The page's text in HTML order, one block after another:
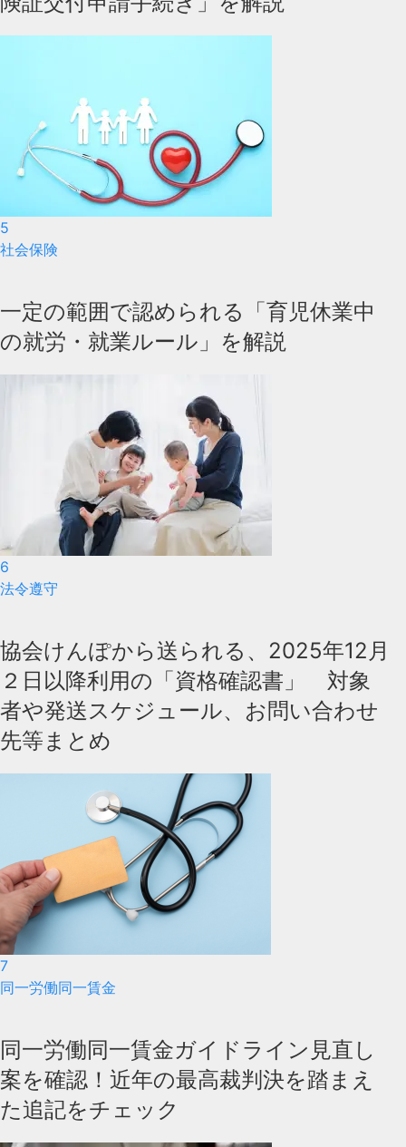
5
社会保険
一定の範囲で認められる「育児休業中
の就労・就業ルール」を解説
6
法令遵守
協会けんぽから送られる、2025年12月
２日以降利用の「資格確認書」 対象
者や発送スケジュール、お問い合わせ
先等まとめ
7
同一労働同一賃金
同一労働同一賃金ガイドライン見直し
案を確認！近年の最高裁判決を踏まえ
た追記をチェック